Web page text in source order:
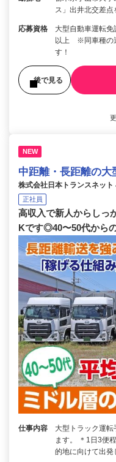
ス」出井北交差
応募資格
大型自動車運転
以上 ※同車種の
す！
後で見る
NEW
中距離・長距離の
株式会社日本トランスネット
正社員
高収入で新人からしっ
Kです◎40〜50代から
仕事内容
大型トラック運
ます。 ＊1日3便
的地に向けて出